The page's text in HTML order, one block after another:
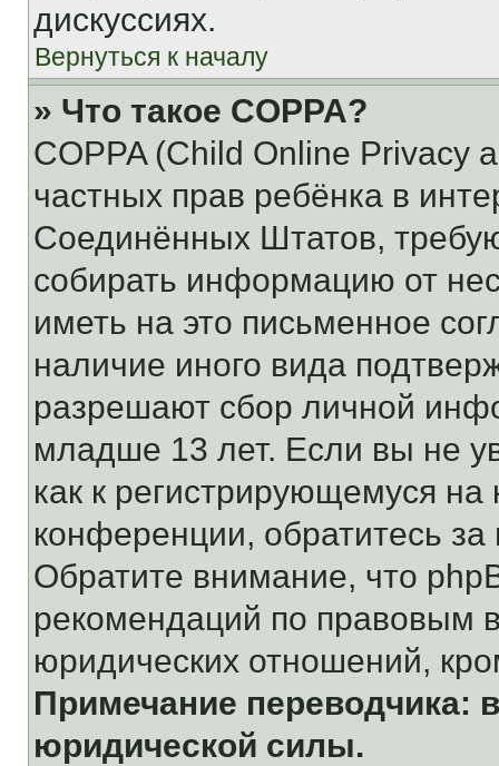
дискуссиях.
Вернуться к началу
» Что такое COPPA?
COPPA (Child Online Privacy
частных прав ребёнка в
Соединённых Штатов,
собирать информацию от
иметь на это письменное
наличие иного вида
разрешают сбор личной
младше 13 лет. Если вы не
как к регистрирующемуся
конференции, обратитесь
Обратите внимание, что
рекомендаций по правовым
юридических отношений,
Примечание переводчика:
юридической силы.